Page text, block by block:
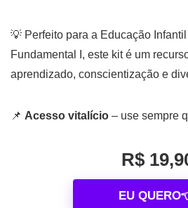
💡 Perfeito para a Educação
Fundamental I, este kit é um
aprendizado, conscientização e
📌 Acesso vitalício – use sempre
R$
EU